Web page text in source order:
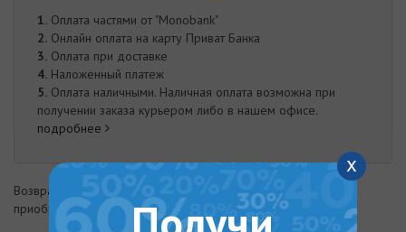
1. Оплата частями от "Monobank"
2. Онлайн оплата на карту Приват Банка
3. Оплата при доставке
4. Наложенный платеж
5. Оплата наличными. Наличная оплата возможна при
получении заказа курьером либо в нашем офисе.
подробнее
Возврат товара возможен в течение 14 дней с момента
приобретения
x